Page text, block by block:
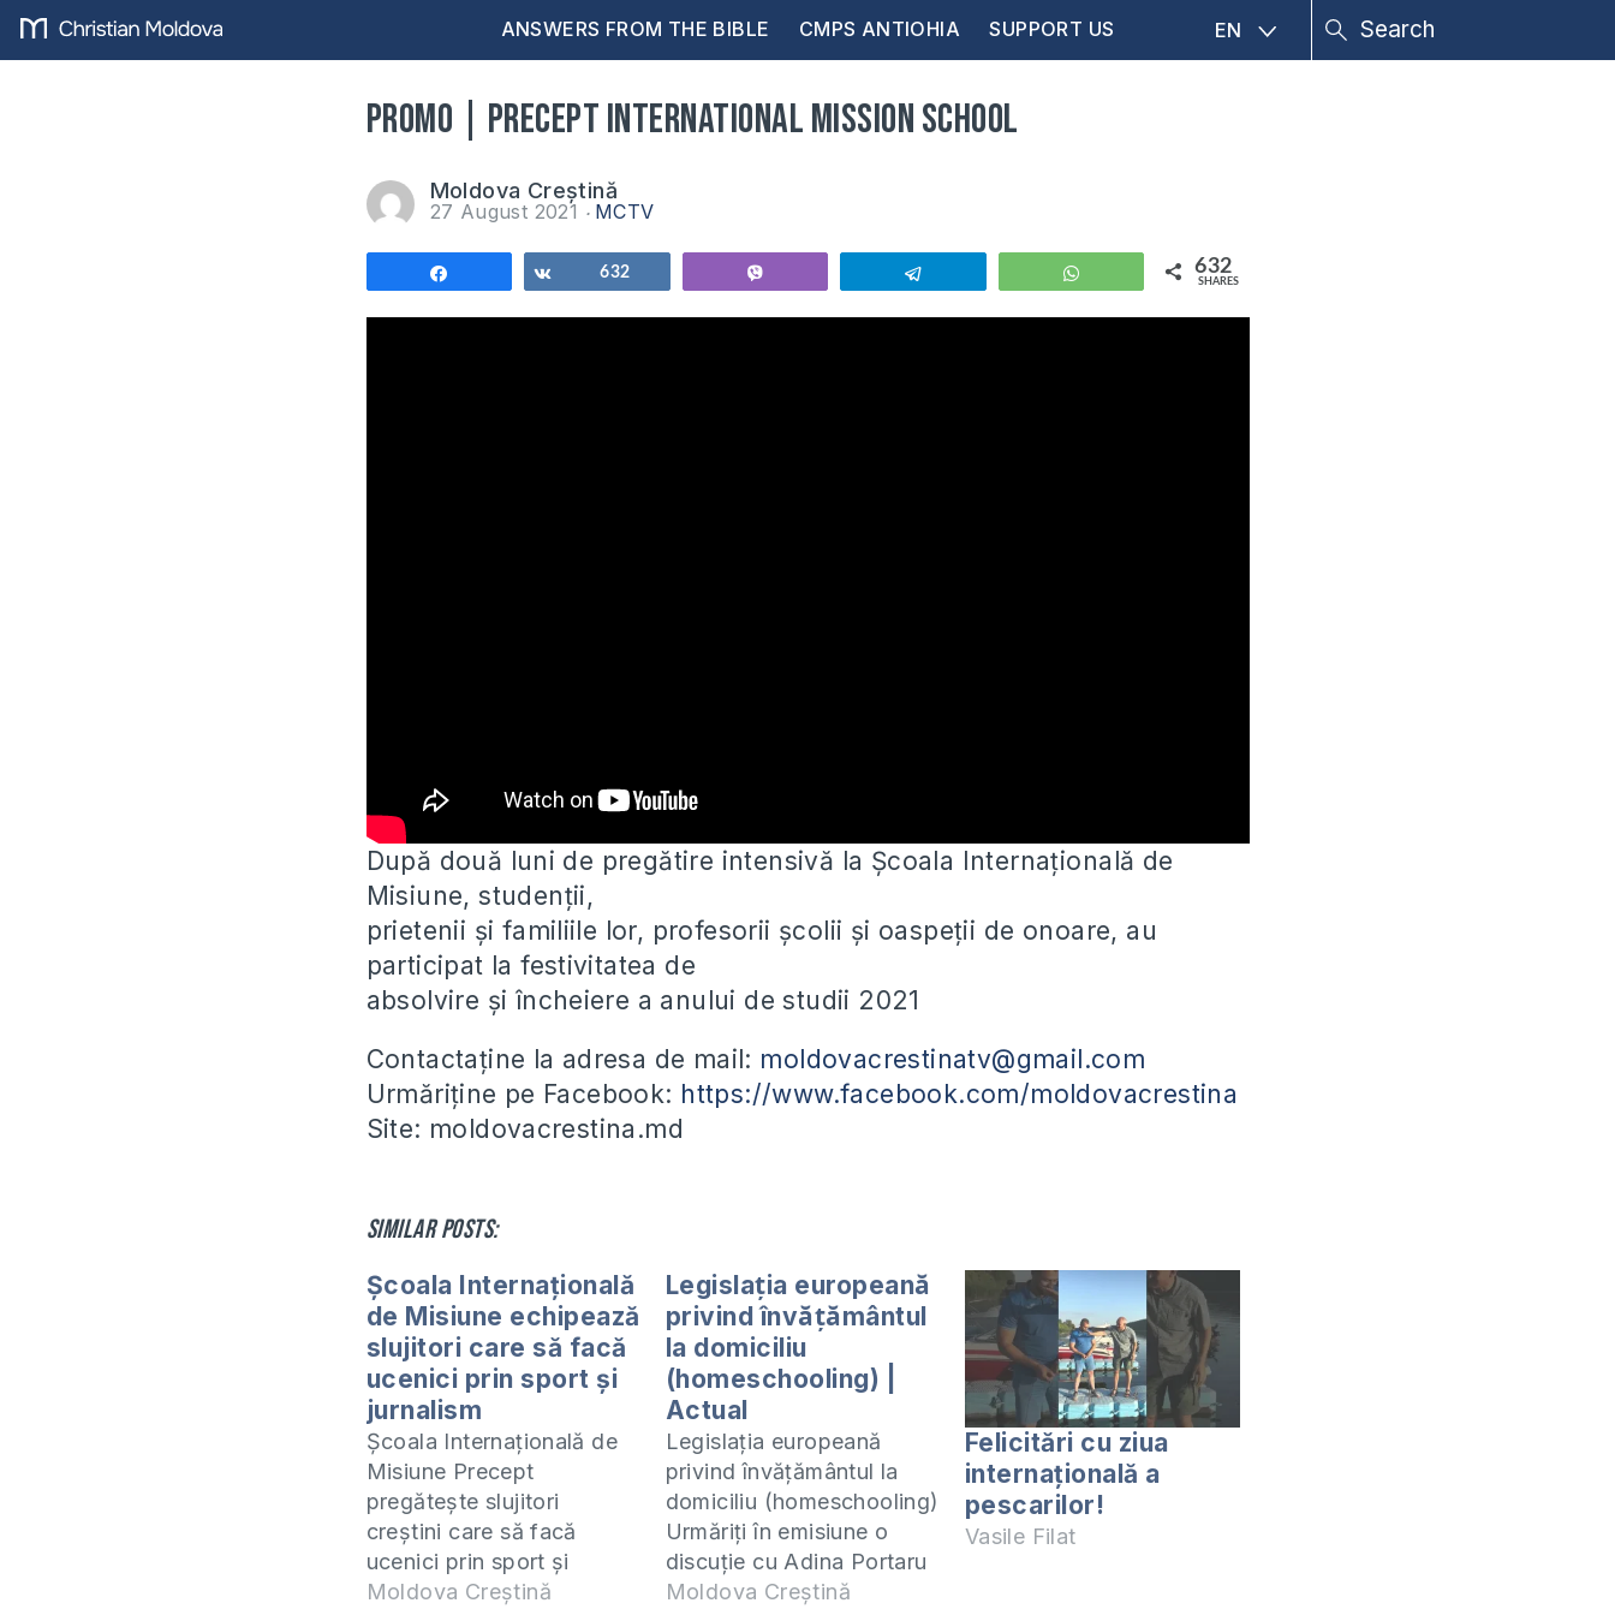
ANSWERS FROM THE BIBLE CMPS ANTIOHIA SUPPORT US EN
PROMO | PRECEPT International Mission School
Moldova Creștină
27 August 2021 MCTV
Share632 WhatsApp 632
SHARES
După două luni de pregătire intensivă la Școala Internațională de
Misiune, studenții,
prietenii și familiile lor, profesorii școlii și oaspeții de onoare, au
participat la festivitatea de
absolvire și încheiere a anului de studii 2021
Contactaține la adresa de mail: moldovacrestinatv@gmail.com
Urmăriține pe Facebook: https://www.facebook.com/moldovacrestina
Site: moldovacrestina.md
Similar posts:
Școala Internațională
de Misiune echipează
slujitori care să facă
ucenici prin sport și
jurnalism
Școala Internațională de
Misiune Precept
pregătește slujitori
creștini care să facă
ucenici prin sport și
jurnalism. Fondată în anul
Moldova Creștină
Legislația europeană
privind învățământul
la domiciliu
(homeschooling) |
Actual
Legislația europeană
privind învățământul la
domiciliu (homeschooling)
Urmăriți în emisiune o
discuție cu Adina Portaru
privind învățământul la
Moldova Creștină
Felicitări cu ziua
internațională a
pescarilor!
Vasile Filat